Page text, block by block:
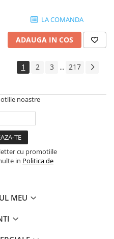
LA COMANDA
ADAUGA IN COS
1 2 3 ... 217
noastre
cu promotiile
in Politica de
MEU